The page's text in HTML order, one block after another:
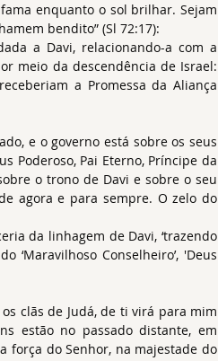
enquanto o sol brilhar. Sejam
bendito” (Sl 72:17):
a Davi, relacionando-a com a
meio da descendência de Israel:
a Promessa da Aliança
e o governo está sobre os seus
Poderoso, Pai Eterno, Príncipe da
o trono de Davi e sobre o seu
agora e para sempre. O zelo do
da linhagem de Davi, ‘trazendo
‘Maravilhoso Conselheiro’, 'Deus
clãs de Judá, de ti virá para mim
estão no passado distante, em
força do Senhor, na majestade do